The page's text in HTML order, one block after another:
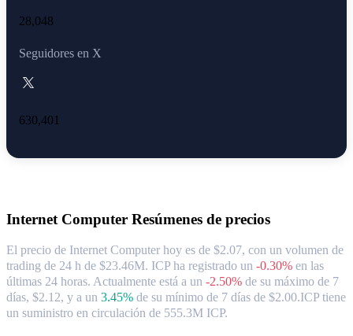
28,048
Seguidores en X
630,401
Internet Computer Resúmenes de precios
El precio de Internet Computer hoy es de $2.07, con un volumen de
trading de 24 h de $23.46M. ICP ha registrado un -0.30% en las
últimas 24 horas. Actualmente está a un -2.50% de su máximo de 7
días, $2.12, y a un 3.45% de su mínimo de 7 días de $2.00.ICP tiene
un suministro en circulación de 555.3M ICP.